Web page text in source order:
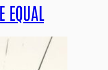
EQUAL